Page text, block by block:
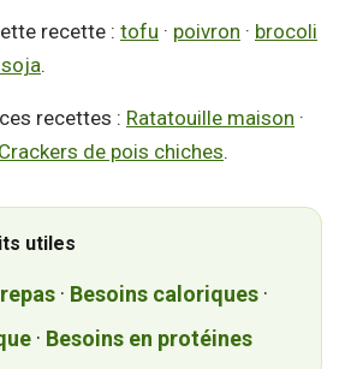
recette : tofu · poivron · brocoli
.
recettes : Ratatouille maison ·
Crackers de pois chiches.
utiles
· Besoins caloriques ·
· Besoins en protéines